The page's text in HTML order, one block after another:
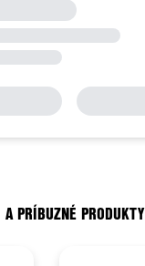
A PRÍBUZNÉ PRODUKTY